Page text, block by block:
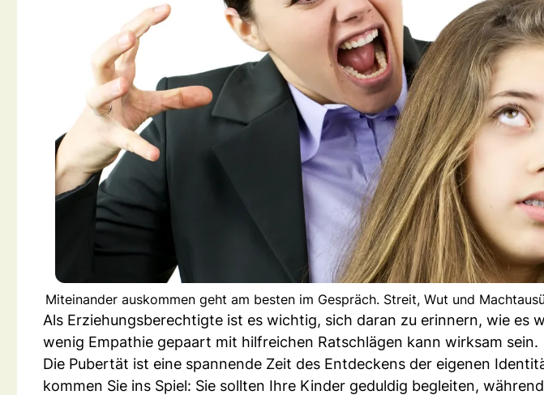
Miteinander auskommen geht am besten im Gespräch. Streit, Wut und
Als Erziehungsberechtigte ist es wichtig, sich daran zu erinnern, wie es
wenig Empathie gepaart mit hilfreichen Ratschlägen kann wirksam sein.
Die Pubertät ist eine spannende Zeit des Entdeckens der eigenen
kommen Sie ins Spiel: Sie sollten Ihre Kinder geduldig begleiten,